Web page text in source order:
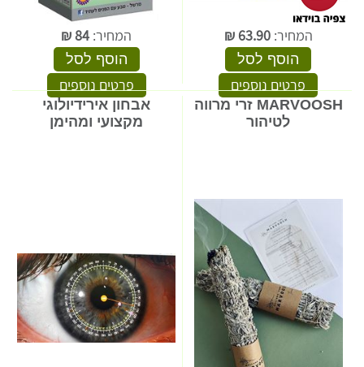
המחיר:63.90
₪
הוסף לסל
פרטים נוספים
המחיר: 84
₪
הוסף לסל
פרטים נוספים
MARVOOSH זרי מרווה
לטיהור
אבחון אירידיולוגי
מקצועי ומהימן